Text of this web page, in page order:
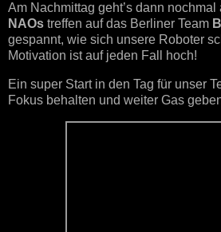
Am Nachmittag geht’s dann
NAOs treffen auf das Berliner Team
gespannt, wie sich unsere Roboter
Motivation ist auf jeden Fall hoch!
Ein super Start in den Tag für unser
Fokus behalten und weiter Gas